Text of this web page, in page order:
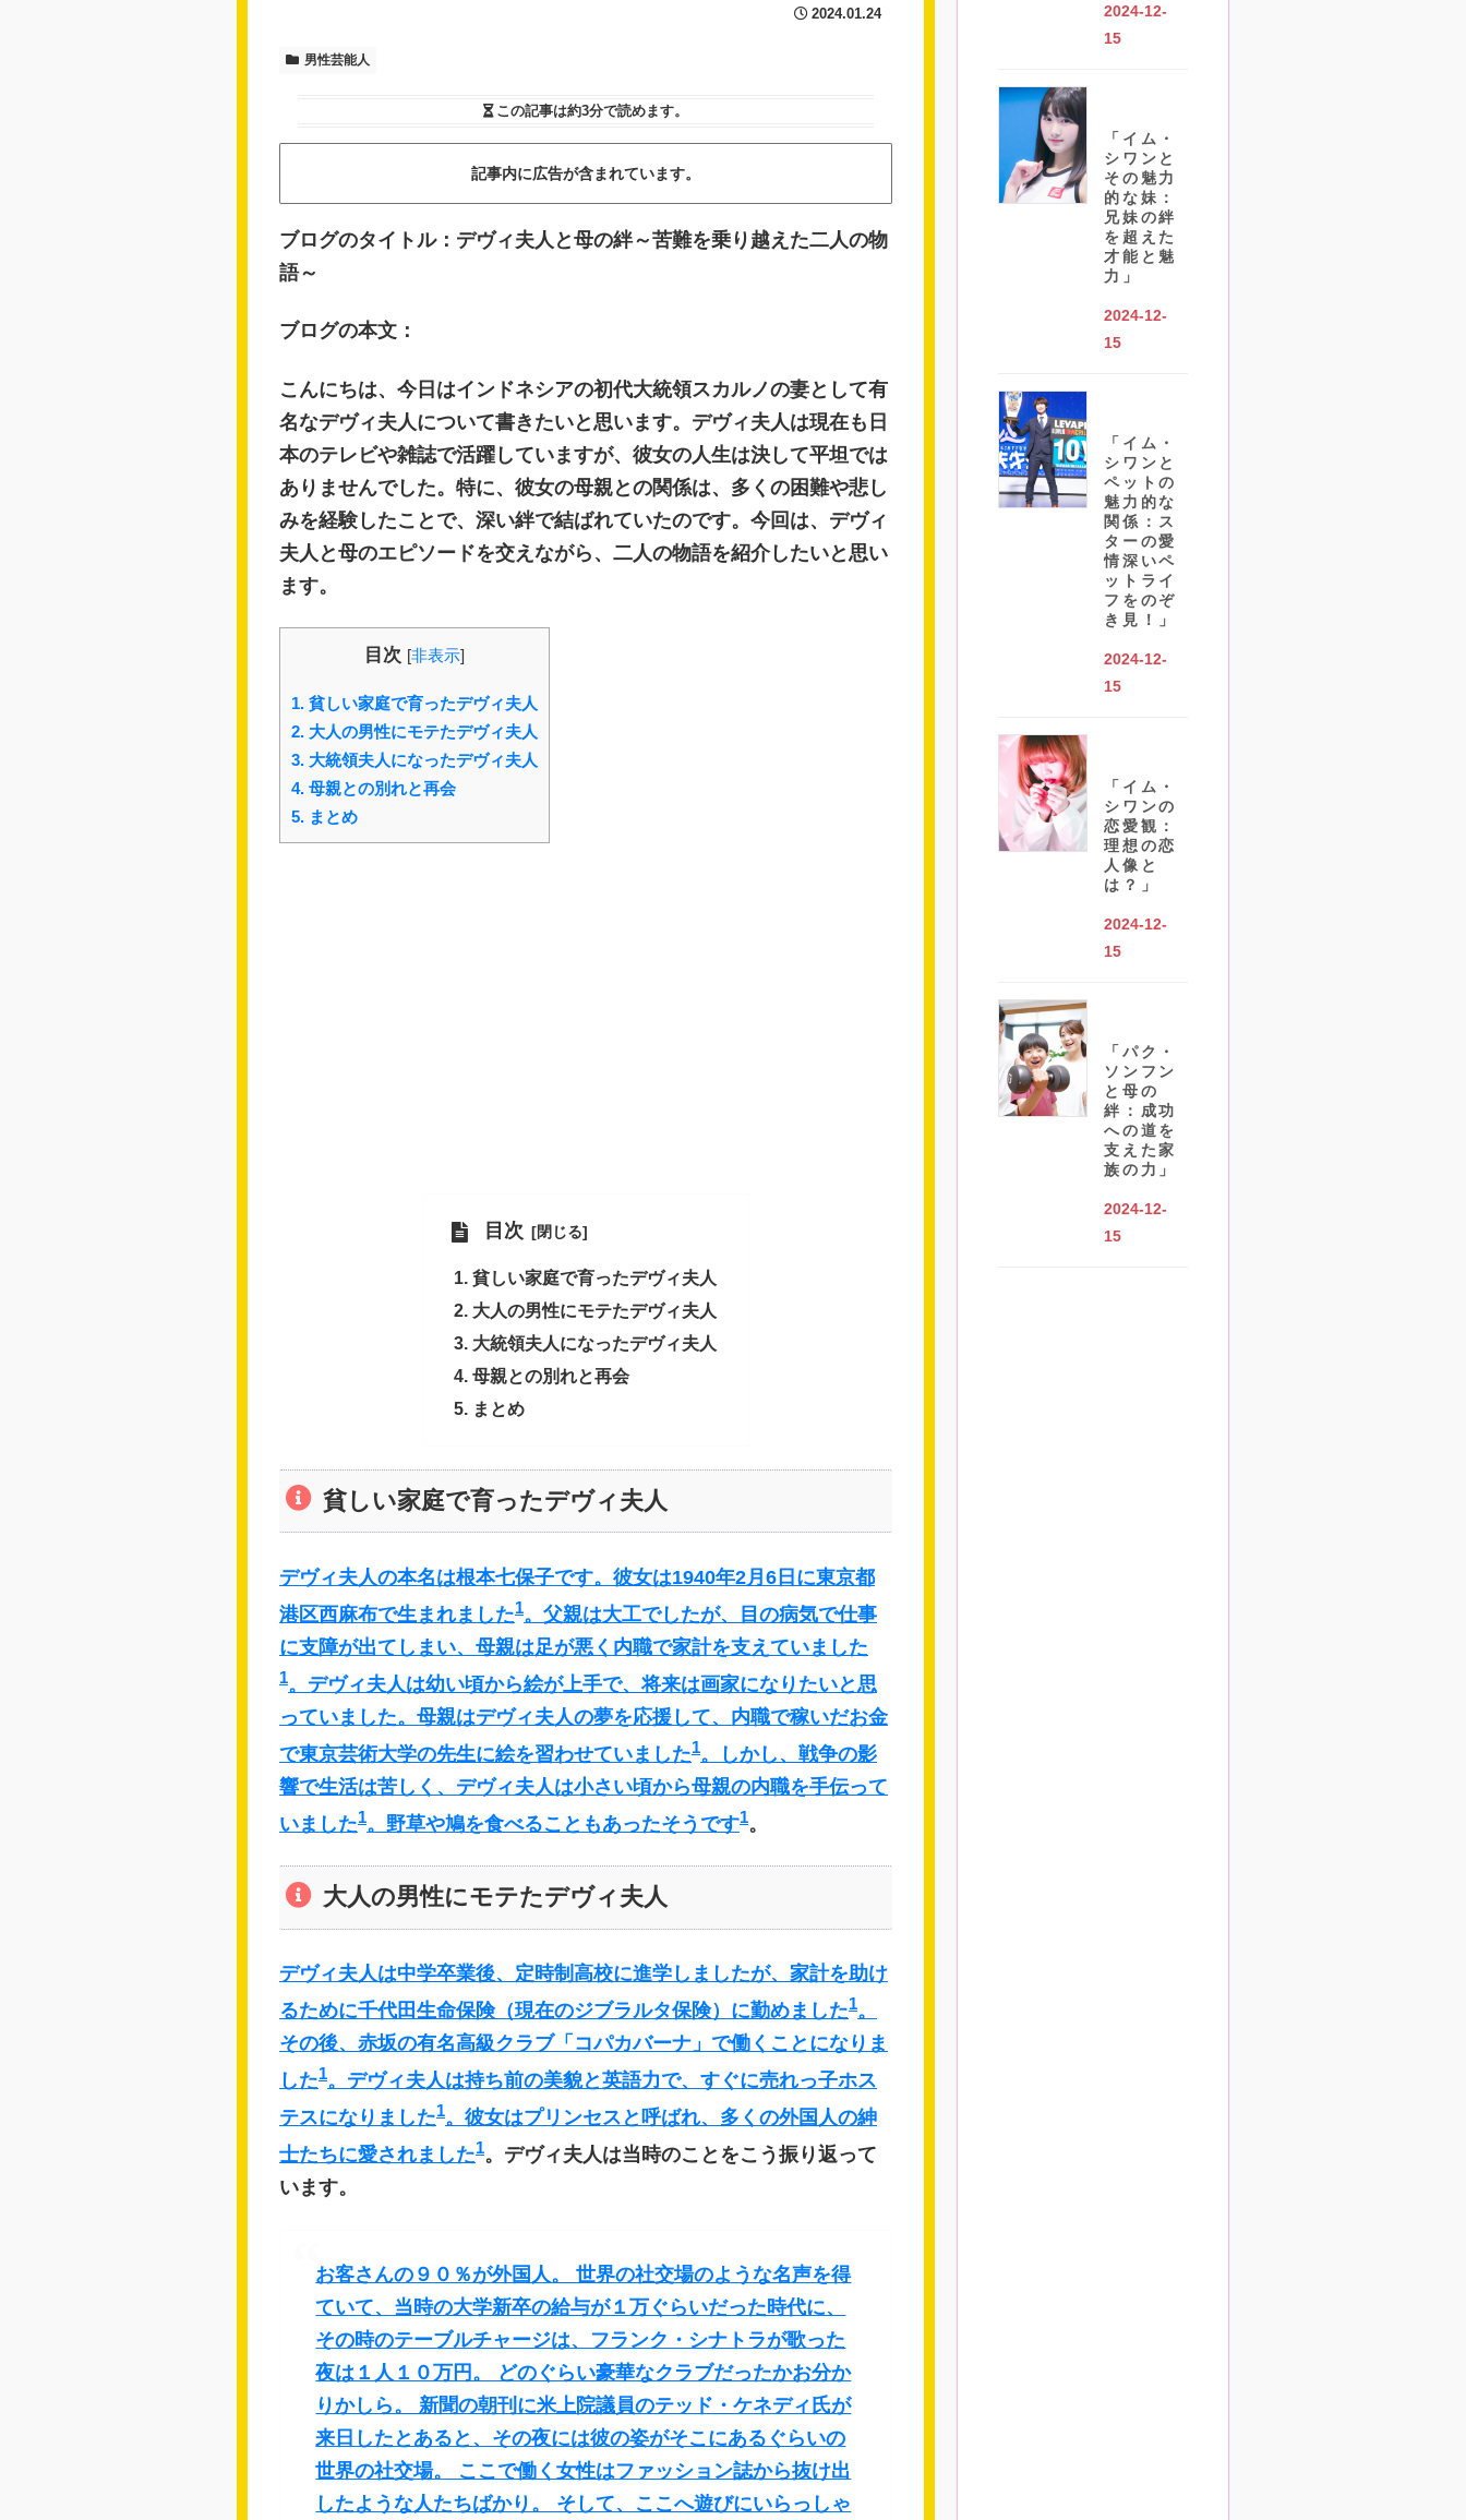
2024.01.24
男性芸能人
この記事は約3分で読めます。
記事内に広告が含まれています。
ブログのタイトル：デヴィ夫人と母の絆～苦難を乗り越えた二人の物
語～
ブログの本文：
こんにちは、今日はインドネシアの初代大統領スカルノの妻として有
名なデヴィ夫人について書きたいと思います。デヴィ夫人は現在も日
本のテレビや雑誌で活躍していますが、彼女の人生は決して平坦では
ありませんでした。特に、彼女の母親との関係は、多くの困難や悲し
みを経験したことで、深い絆で結ばれていたのです。今回は、デヴィ
夫人と母のエピソードを交えながら、二人の物語を紹介したいと思い
ます。
目次 [非表示]
1. 貧しい家庭で育ったデヴィ夫人
2. 大人の男性にモテたデヴィ夫人
3. 大統領夫人になったデヴィ夫人
4. 母親との別れと再会
5. まとめ
目次
貧しい家庭で育ったデヴィ夫人
大人の男性にモテたデヴィ夫人
大統領夫人になったデヴィ夫人
母親との別れと再会
まとめ
貧しい家庭で育ったデヴィ夫人
デヴィ夫人の本名は根本七保子です。彼女は1940年2月6日に東京都
港区西麻布で生まれました1。父親は大工でしたが、目の病気で仕事
に支障が出てしまい、母親は足が悪く内職で家計を支えていました
1。デヴィ夫人は幼い頃から絵が上手で、将来は画家になりたいと思
っていました。母親はデヴィ夫人の夢を応援して、内職で稼いだお金
で東京芸術大学の先生に絵を習わせていました1。しかし、戦争の影
響で生活は苦しく、デヴィ夫人は小さい頃から母親の内職を手伝って
いました1。野草や鳩を食べることもあったそうです1。
大人の男性にモテたデヴィ夫人
デヴィ夫人は中学卒業後、定時制高校に進学しましたが、家計を助け
るために千代田生命保険（現在のジブラルタ保険）に勤めました1。
その後、赤坂の有名高級クラブ「コパカバーナ」で働くことになりま
した1。デヴィ夫人は持ち前の美貌と英語力で、すぐに売れっ子ホス
テスになりました1。彼女はプリンセスと呼ばれ、多くの外国人の紳
士たちに愛されました1。デヴィ夫人は当時のことをこう振り返って
います。
お客さんの９０％が外国人。 世界の社交場のような名声を得
ていて、当時の大学新卒の給与が１万ぐらいだった時代に、
その時のテーブルチャージは、フランク・シナトラが歌った
夜は１人１０万円。 どのぐらい豪華なクラブだったかお分か
りかしら。 新聞の朝刊に米上院議員のテッド・ケネディ氏が
来日したとあると、その夜には彼の姿がそこにあるぐらいの
世界の社交場。 ここで働く女性はファッション誌から抜け出
したような人たちばかり。 そして、ここへ遊びにいらっしゃ
2024-12-
15
「イム・
シワンと
その魅力
的な妹：
兄妹の絆
を超えた
才能と魅
力」
2024-12-
15
「イム・
シワンと
ペットの
魅力的な
関係：ス
ターの愛
情深いペ
ットライ
フをのぞ
き見！」
2024-12-
15
「イム・
シワンの
恋愛観：
理想の恋
人像と
は？」
2024-12-
15
「パク・
ソンフン
と母の
絆：成功
への道を
支えた家
族の力」
2024-12-
15